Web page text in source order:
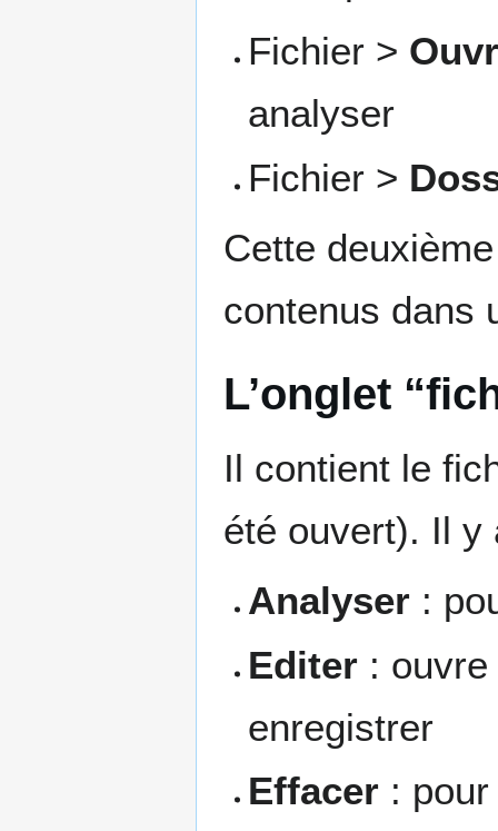
Fichier >
analyser
Fichier >
Cette
contenus dans
L’onglet
Il contient le
été ouvert). Il y
Analyser :
Editer :
enregistrer
Effacer :